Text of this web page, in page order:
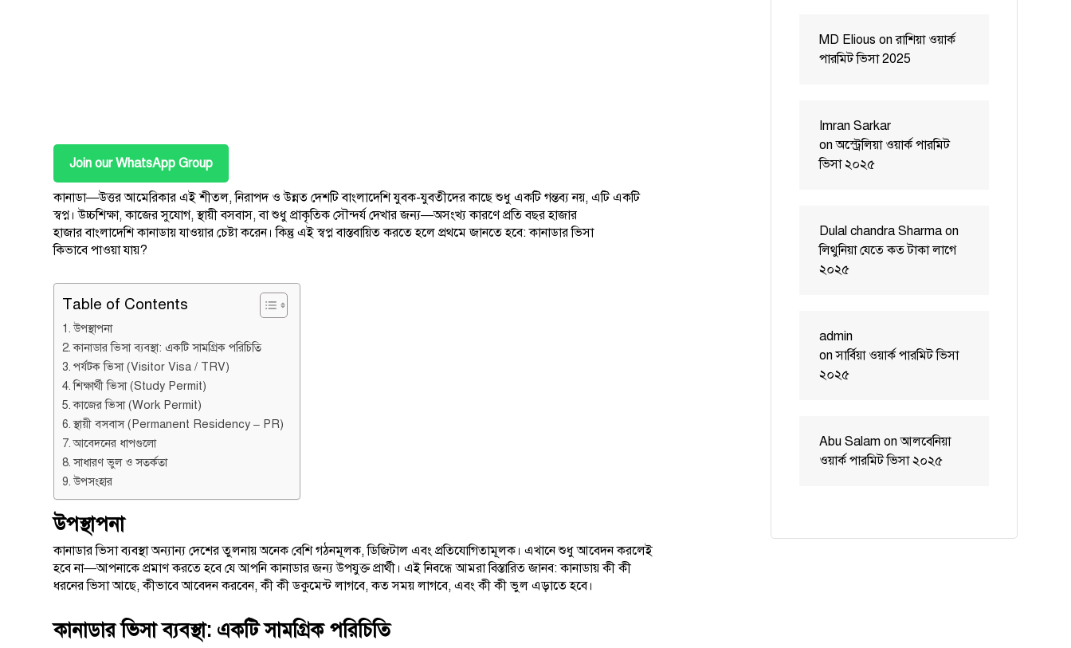
Join our WhatsApp Group
কানাডা—উত্তর আমেরিকার এই শীতল, নিরাপদ ও উন্নত দেশটি বাংলাদেশি যুবক-যুবতীদের কাছে শুধু একটি গন্তব্য নয়, এটি একটি
স্বপ্ন। উচ্চশিক্ষা, কাজের সুযোগ, স্থায়ী বসবাস, বা শুধু প্রাকৃতিক সৌন্দর্য দেখার জন্য—অসংখ্য কারণে প্রতি বছর হাজার
হাজার বাংলাদেশি কানাডায় যাওয়ার চেষ্টা করেন। কিন্তু এই স্বপ্ন বাস্তবায়িত করতে হলে প্রথমে জানতে হবে: কানাডার ভিসা
কিভাবে পাওয়া যায়?
Table of Contents
উপস্থাপনা
কানাডার ভিসা ব্যবস্থা: একটি সামগ্রিক পরিচিতি
পর্যটক ভিসা (Visitor Visa / TRV)
শিক্ষার্থী ভিসা (Study Permit)
কাজের ভিসা (Work Permit)
স্থায়ী বসবাস (Permanent Residency – PR)
আবেদনের ধাপগুলো
সাধারণ ভুল ও সতর্কতা
উপসংহার
উপস্থাপনা
কানাডার ভিসা ব্যবস্থা অন্যান্য দেশের তুলনায় অনেক বেশি গঠনমূলক, ডিজিটাল এবং প্রতিযোগিতামূলক। এখানে শুধু আবেদন করলেই
হবে না—আপনাকে প্রমাণ করতে হবে যে আপনি কানাডার জন্য উপযুক্ত প্রার্থী। এই নিবন্ধে আমরা বিস্তারিত জানব: কানাডায় কী কী
ধরনের ভিসা আছে, কীভাবে আবেদন করবেন, কী কী ডকুমেন্ট লাগবে, কত সময় লাগবে, এবং কী কী ভুল এড়াতে হবে।
কানাডার ভিসা ব্যবস্থা: একটি সামগ্রিক পরিচিতি
MD Elious onরাশিয়া ওয়ার্ক
পারমিট ভিসা 2025
Imran Sarkar
onঅস্ট্রেলিয়া ওয়ার্ক পারমিট
ভিসা ২০২৫
Dulal chandra Sharma on
লিথুনিয়া যেতে কত টাকা লাগে
২০২৫
admin
onসার্বিয়া ওয়ার্ক পারমিট ভিসা
২০২৫
Abu Salam onআলবেনিয়া
ওয়ার্ক পারমিট ভিসা ২০২৫